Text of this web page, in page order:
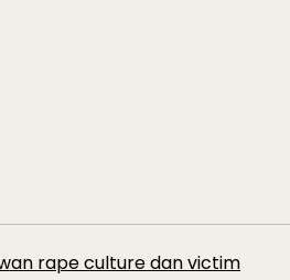
rape culture dan victim